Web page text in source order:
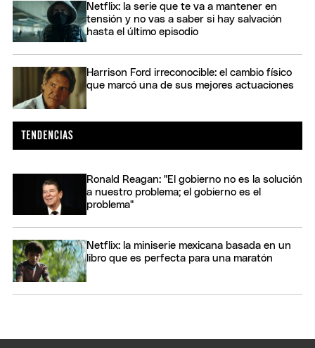
Netflix: la serie que te va a mantener en
tensión y no vas a saber si hay salvación
hasta el último episodio
Harrison Ford irreconocible: el cambio físico
que marcó una de sus mejores actuaciones
Ronald Reagan: "El gobierno no es la solución
a nuestro problema; el gobierno es el
problema"
Netflix: la miniserie mexicana basada en un
libro que es perfecta para una maratón